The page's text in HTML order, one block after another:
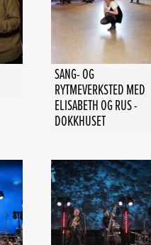
SANG- OG
RYTMEVERKSTED MED
ELISABETH OG RUS -
DOKKHUSET